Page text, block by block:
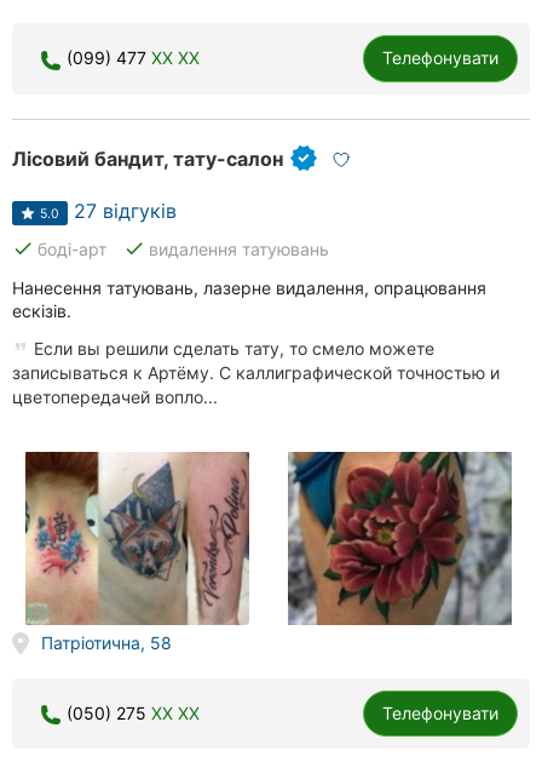
Кропивницький
Київ
Харків
Дніпро
Кривий
Ріг
Миколаїв
Херсон
Чернігів
(099) 477 XX XX Телефонувати
Лісовий бандит, тату-салон
5.0 27 відгуків
done боді-арт done видалення татуювань
Нанесення татуювань, лазерне видалення, опрацювання
ескізів.
Если вы решили сделать тату, то смело можете
записываться к Артёму. С каллиграфической точностью и
цветопередачей вопло...
Патріотична, 58
(050) 275 XX XX Телефонувати